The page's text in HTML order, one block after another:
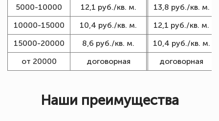
5000-10000 12,1 руб./кв. м.
13,8 руб./кв. м.
10000-15000
10,4 руб./кв. м.
12,1 руб./кв. м.
15000-20000
8,6 руб./кв. м.
10,4 руб./кв. м.
от 20000
договорная договорная
Наши преимущества